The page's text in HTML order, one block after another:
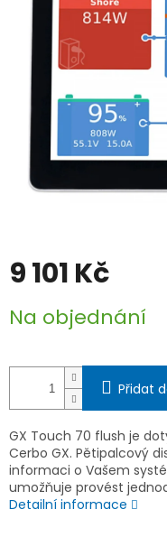
hvězdiček.
9 101 Kč
cena:
Na objednání
Přidat
GX Touch 70 flush je
Cerbo GX. Pětipalcový
informaci o Vašem
umožňuje provést
Detailní informace